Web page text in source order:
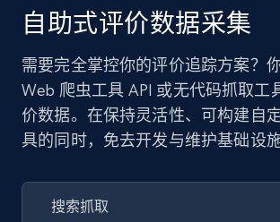
自助式评价数据采集
需要完全掌控你的评价追踪方案？
Web 爬虫工具 API 或无代码抓取工
价数据。在保持灵活性、可构建自
具的同时，免去开发与维护基础设施